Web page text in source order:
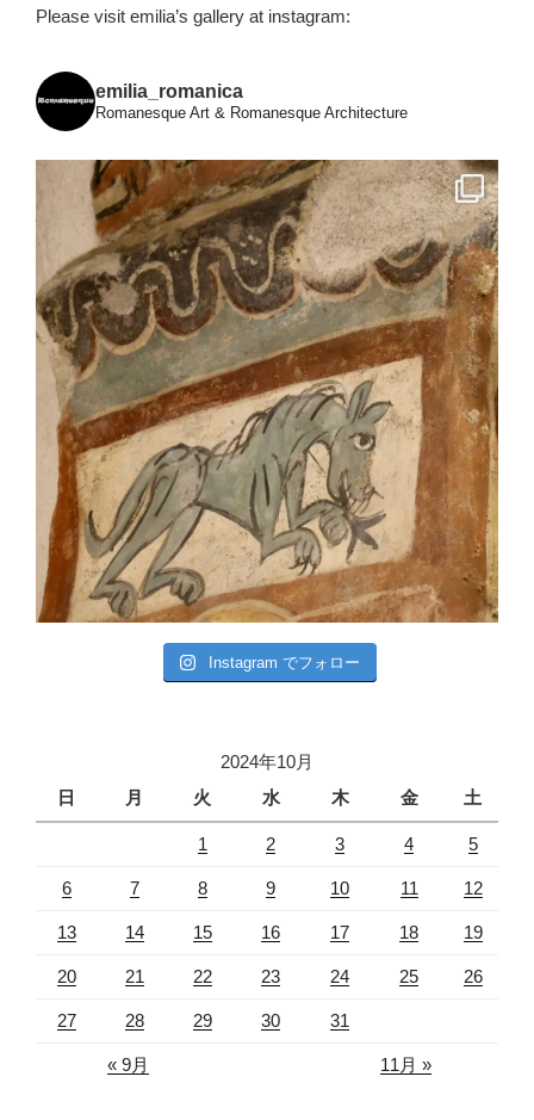
Please visit emilia’s gallery at instagram:
emilia_romanica
Romanesque Art & Romanesque Architecture
Instagram でフォロー
2024年10月
日
月 火 水 木 金 土
1 2 3 4 5
6 7 8 9 10 11 12
13 14 15 16 17 18 19
20 21 22 23 24 25 26
27 28 29 30 31
« 9月 11月 »